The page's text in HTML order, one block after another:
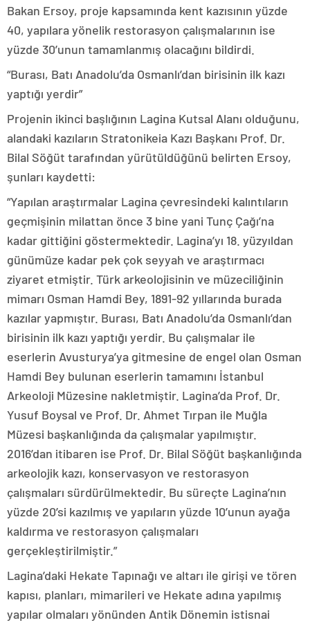
Bakan Ersoy, proje kapsamında kent kazısının yüzde
40, yapılara yönelik restorasyon çalışmalarının ise
yüzde 30’unun tamamlanmış olacağını bildirdi.
“Burası, Batı Anadolu’da Osmanlı’dan birisinin ilk kazı
yaptığı yerdir”
Projenin ikinci başlığının Lagina Kutsal Alanı olduğunu,
alandaki kazıların Stratonikeia Kazı Başkanı Prof. Dr.
Bilal Söğüt tarafından yürütüldüğünü belirten Ersoy,
şunları kaydetti:
“Yapılan araştırmalar Lagina çevresindeki kalıntıların
geçmişinin milattan önce 3 bine yani Tunç Çağı’na
kadar gittiğini göstermektedir. Lagina’yı 18. yüzyıldan
günümüze kadar pek çok seyyah ve araştırmacı
ziyaret etmiştir. Türk arkeolojisinin ve müzeciliğinin
mimarı Osman Hamdi Bey, 1891-92 yıllarında burada
kazılar yapmıştır. Burası, Batı Anadolu’da Osmanlı’dan
birisinin ilk kazı yaptığı yerdir. Bu çalışmalar ile
eserlerin Avusturya’ya gitmesine de engel olan Osman
Hamdi Bey bulunan eserlerin tamamını İstanbul
Arkeoloji Müzesine nakletmiştir. Lagina’da Prof. Dr.
Yusuf Boysal ve Prof. Dr. Ahmet Tırpan ile Muğla
Müzesi başkanlığında da çalışmalar yapılmıştır.
2016’dan itibaren ise Prof. Dr. Bilal Söğüt başkanlığında
arkeolojik kazı, konservasyon ve restorasyon
çalışmaları sürdürülmektedir. Bu süreçte Lagina’nın
yüzde 20’si kazılmış ve yapıların yüzde 10’unun ayağa
kaldırma ve restorasyon çalışmaları
gerçekleştirilmiştir.”
Lagina’daki Hekate Tapınağı ve altarı ile girişi ve tören
kapısı, planları, mimarileri ve Hekate adına yapılmış
yapılar olmaları yönünden Antik Dönemin istisnai